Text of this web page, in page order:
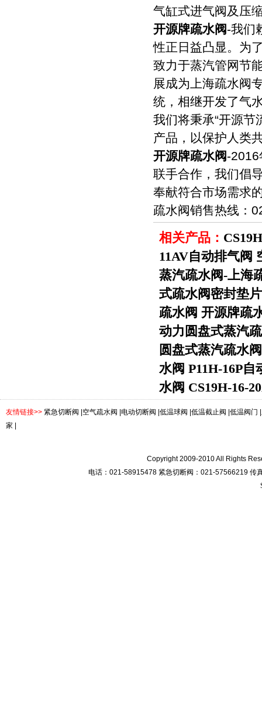
气缸式进气阀及压
开源牌疏水阀-我们
性正日益凸显。为
致力于蒸汽管网节
展成为上海疏水阀
统，相继开发了气
我们将秉承“开源节
产品，以保护人类
开源牌疏水阀-2016
联手合作，我们倡
奉献符合市场需求
疏水阀销售热线：
相关产品：
11AV自动排气阀
蒸汽疏水阀-上海
式疏水阀密封垫片
疏水阀 开源牌疏
动力圆盘式蒸汽
圆盘式蒸汽疏水阀
水阀 P11H-16P自
水阀 CS19H-16-
友情链接>> 紧急切断阀 空气疏水阀 电动切断阀 低温球阀 低温截止阀 低温阀门
家
Copyright 2009-2010 All Rights
电话：021-58915478 紧急切断阀：021-57566219